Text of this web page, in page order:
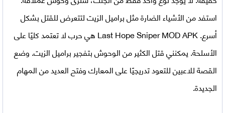
استفد من الأشياء الضارة مثل براميل الزيت لتتعرض للقتل بشكل
أسرع.Last Hope Sniper MOD APKهي حرب لا تعتمد كليًا على
الأسلحة. يمكنني قتل الكثير من الوحوش بتفجير براميل الزيت. وضع
القصة للاعبين للتعود تدريجيًا على المعارك وفتح العديد من المهام
الجديدة.